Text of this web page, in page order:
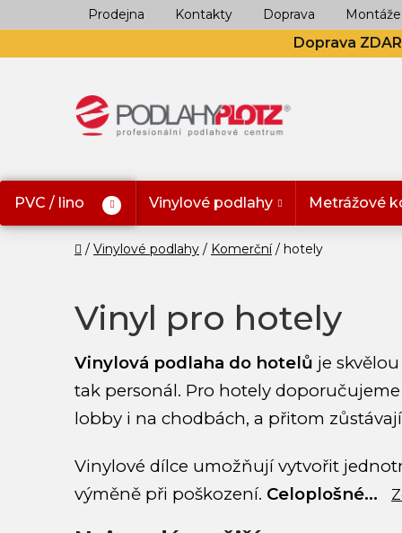
na
Doprava
Prodejna Kontakty Doprava Montáže
PVC / lino Vinylové podlahy Metrážové
Domů
Vinylové podlahy Komerční hotely
Vinyl pro hotely
Vinylová podlaha do hotelů je
tak personál. Pro hotely
lobby i na chodbách, a přitom
Vinylové dílce umožňují vytvořit
výměně při poškození. Celoplošné...